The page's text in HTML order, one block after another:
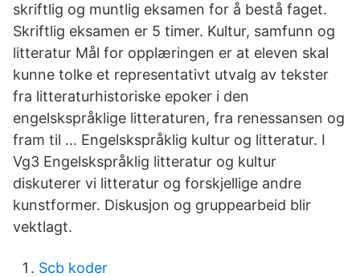
skriftlig og muntlig eksamen for å bestå faget.
Skriftlig eksamen er 5 timer. Kultur, samfunn og
litteratur Mål for opplæringen er at eleven skal
kunne tolke et representativt utvalg av tekster
fra litteraturhistoriske epoker i den
engelskspråklige litteraturen, fra renessansen og
fram til … Engelskspråklig kultur og litteratur. I
Vg3 Engelskspråklig litteratur og kultur
diskuterer vi litteratur og forskjellige andre
kunstformer. Diskusjon og gruppearbeid blir
vektlagt.
Scb koder